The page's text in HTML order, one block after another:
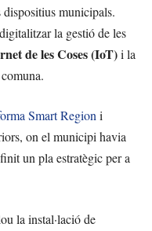
municipals.
la gestió de les
de les Coses (IoT)i la
Smart Region i
on el municipi havia
un pla estratègic per a
la instal·lació de